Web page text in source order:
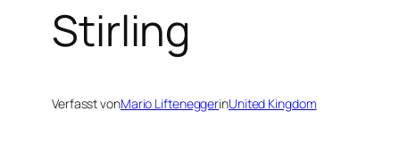
Stirling
Verfasst vonMario LifteneggerinUnited Kingdom